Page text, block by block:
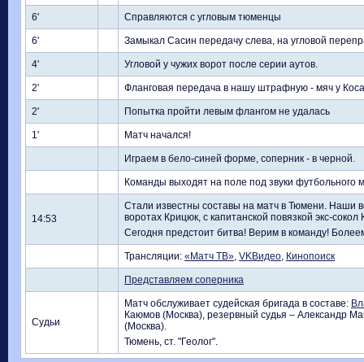
6' Справляются с угловым тюменцы
6' Замыкал Сасин передачу слева, на угловой
4' Угловой у чужих ворот после серии аутов.
2' Фланговая передача в нашу штрафную - мяч у
2' Попытка пройти левым флангом не удалась
1' Матч начался!
Играем в бело-синей форме, соперник - в черной.
Команды выходят на поле под звуки футбольного
14:53
Стали известны составы на матч в Тюмени. Наши
воротах Крицюк, с капитанской повязкой экс-сокол
Сегодня предстоит битва! Верим в команду!
Трансляции: «Матч ТВ», VKВидео, Кинопоиск
Представляем соперника
Судьи
Матч обслуживает судейская бригада в составе:
Каюмов (Москва), резервный судья – Александр
(Москва).
Тюмень, ст. "Геолог".